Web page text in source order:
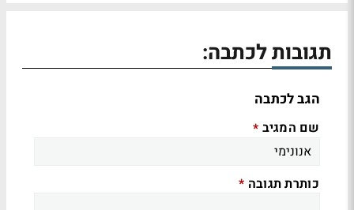
תגובות לכתבה:
הגב לכתבה
שם המגיב *
כותרת תגובה *